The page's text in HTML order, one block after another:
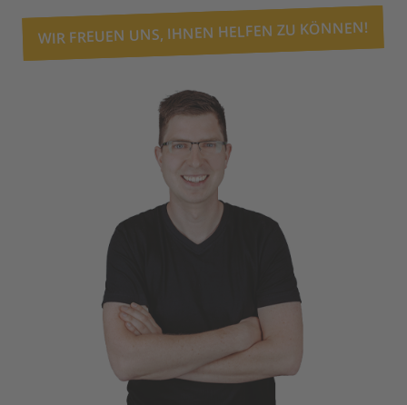
WIR FREUEN UNS, IHNEN HELFEN ZU KÖNNEN!